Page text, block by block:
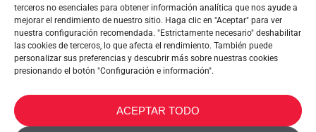
terceros no esenciales para obtener información analítica que nos ayude a
mejorar el rendimiento de nuestro sitio. Haga clic en "Aceptar" para ver
nuestra configuración recomendada. "Estrictamente necesario" deshabilitar
las cookies de terceros, lo que afecta el rendimiento. También puede
personalizar sus preferencias y descubrir más sobre nuestras cookies
presionando el botón "Configuración e información".
ACEPTAR TODO